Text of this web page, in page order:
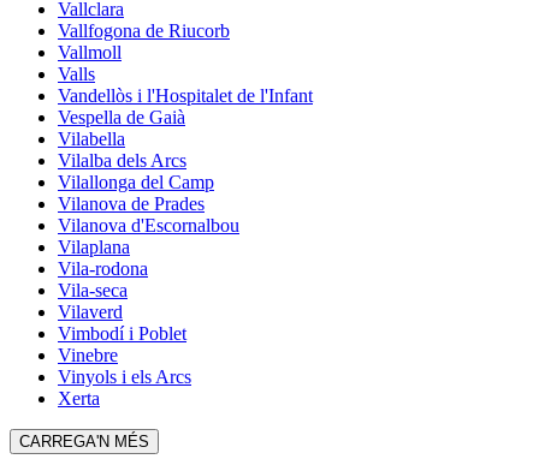
Vallclara
Vallfogona de Riucorb
Vallmoll
Valls
Vandellòs i l'Hospitalet de l'Infant
Vespella de Gaià
Vilabella
Vilalba dels Arcs
Vilallonga del Camp
Vilanova de Prades
Vilanova d'Escornalbou
Vilaplana
Vila-rodona
Vila-seca
Vilaverd
Vimbodí i Poblet
Vinebre
Vinyols i els Arcs
Xerta
CARREGA'N MÉS